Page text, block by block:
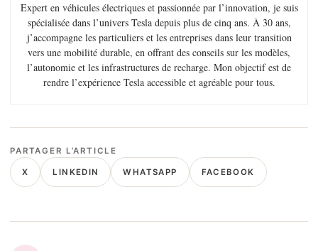
Expert en véhicules électriques et passionnée par l’innovation, je suis
spécialisée dans l’univers Tesla depuis plus de cinq ans. À 30 ans,
j’accompagne les particuliers et les entreprises dans leur transition
vers une mobilité durable, en offrant des conseils sur les modèles,
l’autonomie et les infrastructures de recharge. Mon objectif est de
rendre l’expérience Tesla accessible et agréable pour tous.
PARTAGER L’ARTICLE
X LINKEDIN WHATSAPP FACEBOOK